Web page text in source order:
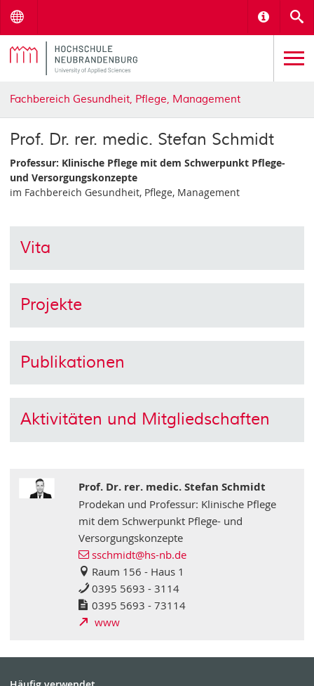
Fachbereich Gesundheit, Pflege, Management
Prof. Dr. rer. medic. Stefan Schmidt
Professur: Klinische Pflege mit dem Schwerpunkt Pflege-
und Versorgungskonzepte
im Fachbereich Gesundheit, Pflege, Management
Vita
Projekte
Publikationen
Aktivitäten und Mitgliedschaften
Prof. Dr. rer. medic. Stefan Schmidt
Prodekan und Professur: Klinische Pflege
mit dem Schwerpunkt Pflege- und
Versorgungskonzepte
sschmidt@hs-nb.de
Raum 156 - Haus 1
0395 5693 - 3114
0395 5693 - 73114
www